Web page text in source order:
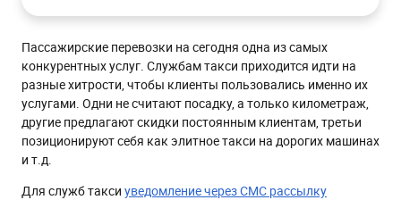
Пассажирские перевозки на сегодня одна из самых
конкурентных услуг. Службам такси приходится идти на
разные хитрости, чтобы клиенты пользовались именно их
услугами. Одни не считают посадку, а только километраж,
другие предлагают скидки постоянным клиентам, третьи
позиционируют себя как элитное такси на дорогих машинах
и т.д.
Для служб такси уведомление через СМС рассылку